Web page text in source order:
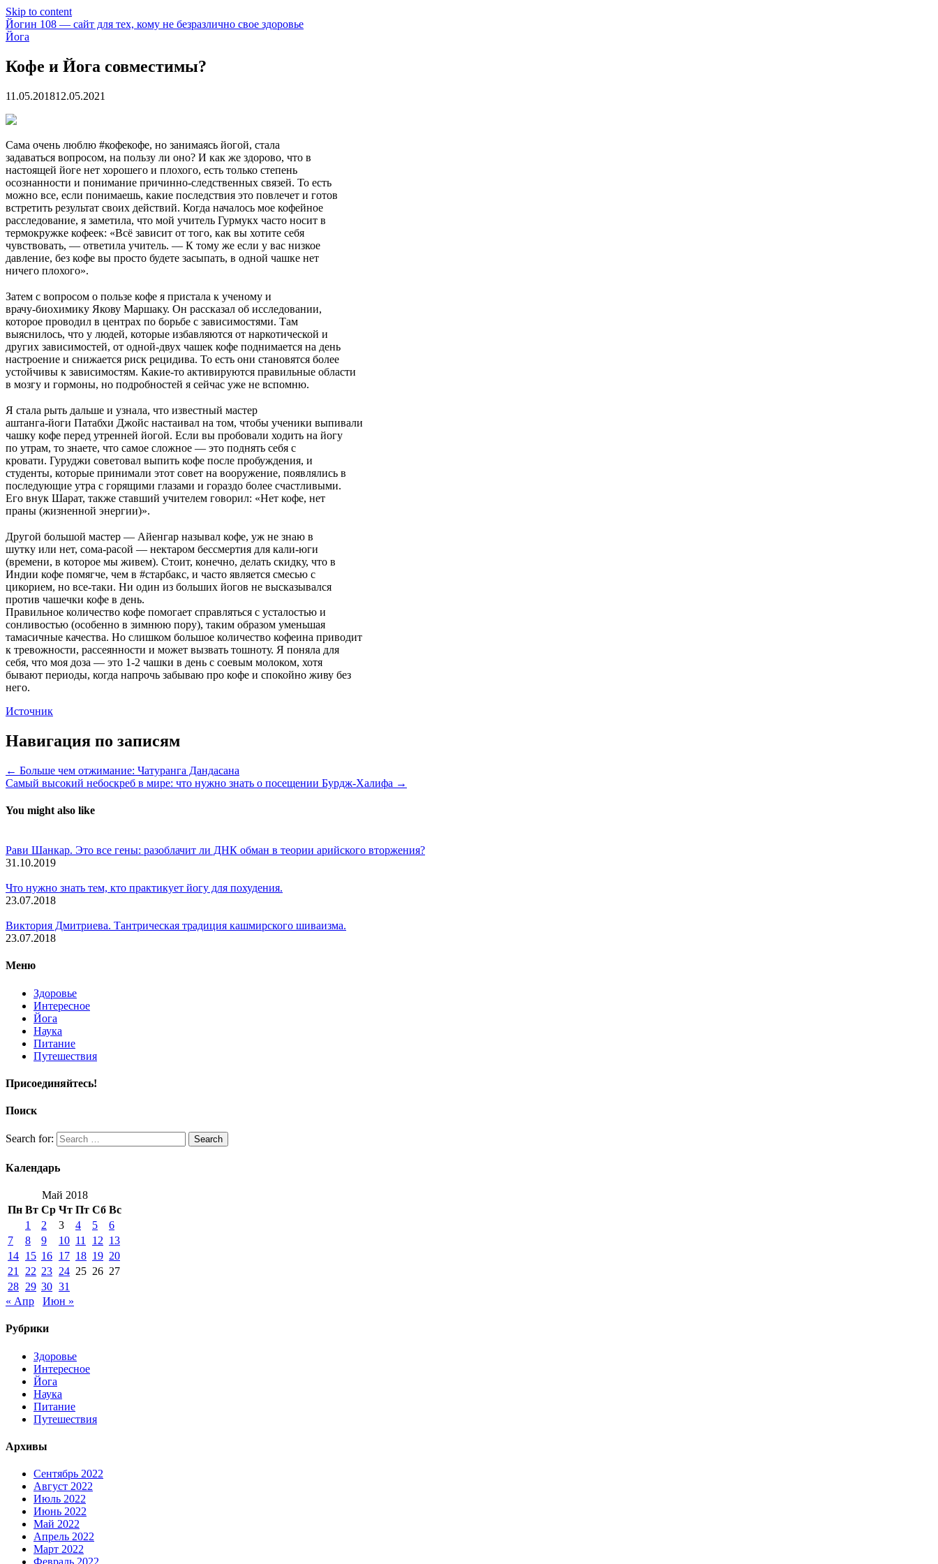
Skip to content
Йогин 108 — сайт для тех, кому не безразлично свое здоровье
Йога
Кофе и Йога совместимы?
11.05.201812.05.2021
Сама очень люблю #кофекофе, но занимаясь йогой, стала
задаваться вопросом, на пользу ли оно? И как же здорово, что в
настоящей йоге нет хорошего и плохого, есть только степень
осознанности и понимание причинно-следственных связей. То есть
можно все, если понимаешь, какие последствия это повлечет и готов
встретить результат своих действий. Когда началось мое кофейное
расследование, я заметила, что мой учитель Гурмукх часто носит в
термокружке кофеек: «Всё зависит от того, как вы хотите себя
чувствовать, — ответила учитель. — К тому же если у вас низкое
давление, без кофе вы просто будете засыпать, в одной чашке нет
ничего плохого».
Затем с вопросом о пользе кофе я пристала к ученому и
врачу-биохимику Якову Маршаку. Он рассказал об исследовании,
которое проводил в центрах по борьбе с зависимостями. Там
выяснилось, что у людей, которые избавляются от наркотической и
других зависимостей, от одной-двух чашек кофе поднимается на день
настроение и снижается риск рецидива. То есть они становятся более
устойчивы к зависимостям. Какие-то активируются правильные области
в мозгу и гормоны, но подробностей я сейчас уже не вспомню.
Я стала рыть дальше и узнала, что известный мастер
аштанга-йоги Патабхи Джойс настаивал на том, чтобы ученики выпивали
чашку кофе перед утренней йогой. Если вы пробовали ходить на йогу
по утрам, то знаете, что самое сложное — это поднять себя с
кровати. Гуруджи советовал выпить кофе после пробуждения, и
студенты, которые принимали этот совет на вооружение, появлялись в
последующие утра с горящими глазами и гораздо более счастливыми.
Его внук Шарат, также ставший учителем говорил: «Нет кофе, нет
праны (жизненной энергии)».
Другой большой мастер — Айенгар называл кофе, уж не знаю в
шутку или нет, сома-расой — нектаром бессмертия для кали-юги
(времени, в которое мы живем). Стоит, конечно, делать скидку, что в
Индии кофе помягче, чем в #старбакс, и часто является смесью с
цикорием, но все-таки. Ни один из больших йогов не высказывался
против чашечки кофе в день.
Правильное количество кофе помогает справляться с усталостью и
сонливостью (особенно в зимнюю пору), таким образом уменьшая
тамасичные качества. Но слишком большое количество кофеина приводит
к тревожности, рассеянности и может вызвать тошноту. Я поняла для
себя, что моя доза — это 1-2 чашки в день с соевым молоком, хотя
бывают периоды, когда напрочь забываю про кофе и спокойно живу без
него.
Источник
Навигация по записям
← Больше чем отжимание: Чатуранга Дандасана
Самый высокий небоскреб в мире: что нужно знать о посещении Бурдж-Халифа →
You might also like
Рави Шанкар. Это все гены: разоблачит ли ДНК обман в теории арийского вторжения?
31.10.2019
Что нужно знать тем, кто практикует йогу для похудения.
23.07.2018
Виктория Дмитриева. Тантрическая традиция кашмирского шиваизма.
23.07.2018
Меню
Здоровье
Интересное
Йога
Наука
Питание
Путешествия
Присоединяйтесь!
Поиск
Search for: Search
Календарь
Май 2018
Пн Вт Ср Чт Пт Сб Вс
1
2 3 4 5
6
7
8 9 10 11 12 13
14 15 16 17 18 19 20
21
22 23 24 25 26 27
28 29 30 31
« Апр
Июн »
Рубрики
Здоровье
Интересное
Йога
Наука
Питание
Путешествия
Архивы
Сентябрь 2022
Август 2022
Июль 2022
Июнь 2022
Май 2022
Апрель 2022
Март 2022
Февраль 2022